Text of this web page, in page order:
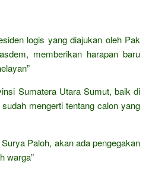
logis yang diajukan oleh Pak
memberikan harapan baru
Sumatera Utara Sumut, baik di
mengerti tentang calon yang
Paloh, akan ada pengegakan
warga”